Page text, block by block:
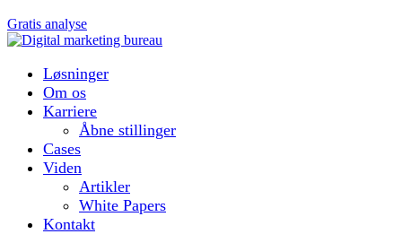
Gratis analyse
Løsninger
Om os
Karriere
Åbne stillinger
Cases
Viden
Artikler
White Papers
Kontakt